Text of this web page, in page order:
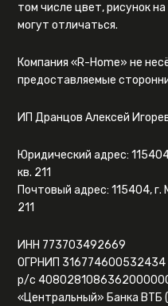
том числе цвет, рисунок
могут отличаться.
Компания «R-Home» не
предоставляемые
ИП Дранцов Алексей
Юридический адрес:
кв. 211
Почтовый адрес: 115404, г.
211
ИНН 773703492669
ОГРНИП 316774600532434
р/с
«Центральный» Банка ВТБ